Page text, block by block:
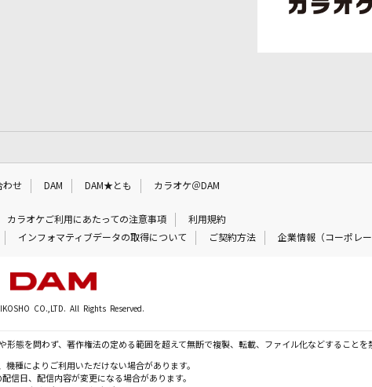
わせ DAM DAM★とも カラオケ＠DAM
カラオケご利用にあたっての注意事項
利用規約
インフォマティブデータの取得について ご契約方法 企業情報（コーポレー
CO.,LTD. All Rights Reserved.
態を問わず、著作権法の定める範囲を超えて無断で複製、転載、ファイル化などすることを
機種によりご利用いただけない場合があります。
信日、配信内容が変更になる場合があります。